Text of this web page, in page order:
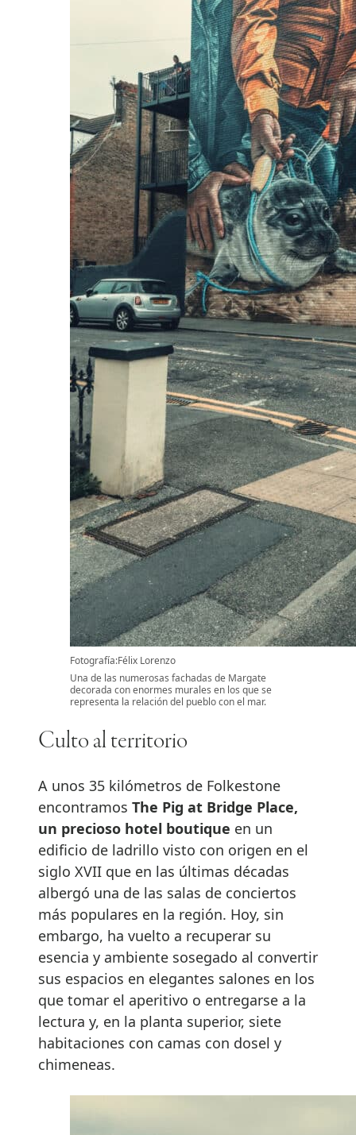
Fotografía:Félix Lorenzo
Una de las numerosas fachadas de Margate
decorada con enormes murales en los que se
representa la relación del pueblo con el mar.
Culto al territorio
A unos 35 kilómetros de Folkestone
encontramos The Pig at Bridge Place,
un precioso hotel boutique en un
edificio de ladrillo visto con origen en el
siglo XVII que en las últimas décadas
albergó una de las salas de conciertos
más populares en la región. Hoy, sin
embargo, ha vuelto a recuperar su
esencia y ambiente sosegado al convertir
sus espacios en elegantes salones en los
que tomar el aperitivo o entregarse a la
lectura y, en la planta superior, siete
habitaciones con camas con dosel y
chimeneas.